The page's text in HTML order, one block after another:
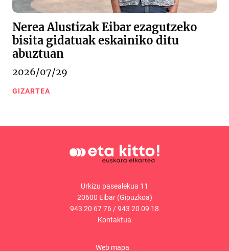
Nerea Alustizak Eibar ezagutzeko
bisita gidatuak eskainiko ditu
abuztuan
2026/07/29
GIZARTEA
Urkizu pasealekua 11
20600 Eibar (Gipuzkoa)
943 20 67 76/943 20 09 18
Kontaktua
Web mapa